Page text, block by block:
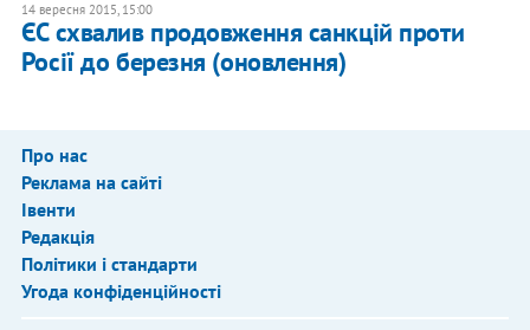
14 вересня 2015, 15:00
ЄС схвалив продовження санкцій проти
Росії до березня (оновлення)
Про нас
Реклама на сайті
Івенти
Редакція
Політики і стандарти
Угода конфіденційності